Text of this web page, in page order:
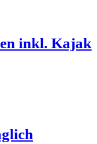
inkl. Kajak